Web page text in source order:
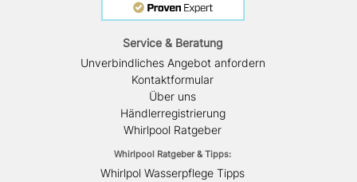
Service & Beratung
Unverbindliches Angebot anfordern
Kontaktformular
Über uns
Händlerregistrierung
Whirlpool Ratgeber
Whirlpool Ratgeber & Tipps:
Whirlpol Wasserpflege Tipps